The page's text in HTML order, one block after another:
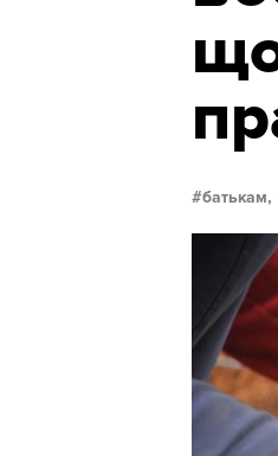
батькам,